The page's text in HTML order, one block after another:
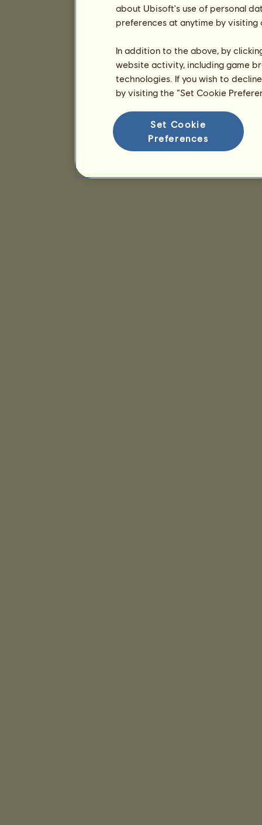
about Ubisoft's use of personal
preferences at anytime by
In addition to the above, by
website activity, including game
technologies. If you wish to
by visiting the “Set Cookie
Set Cookie
Preferences